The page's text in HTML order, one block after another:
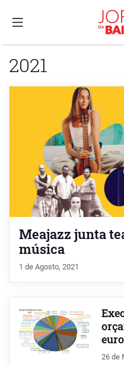
2021
Meajazz junta
música
1 de Agosto, 2021
26 de